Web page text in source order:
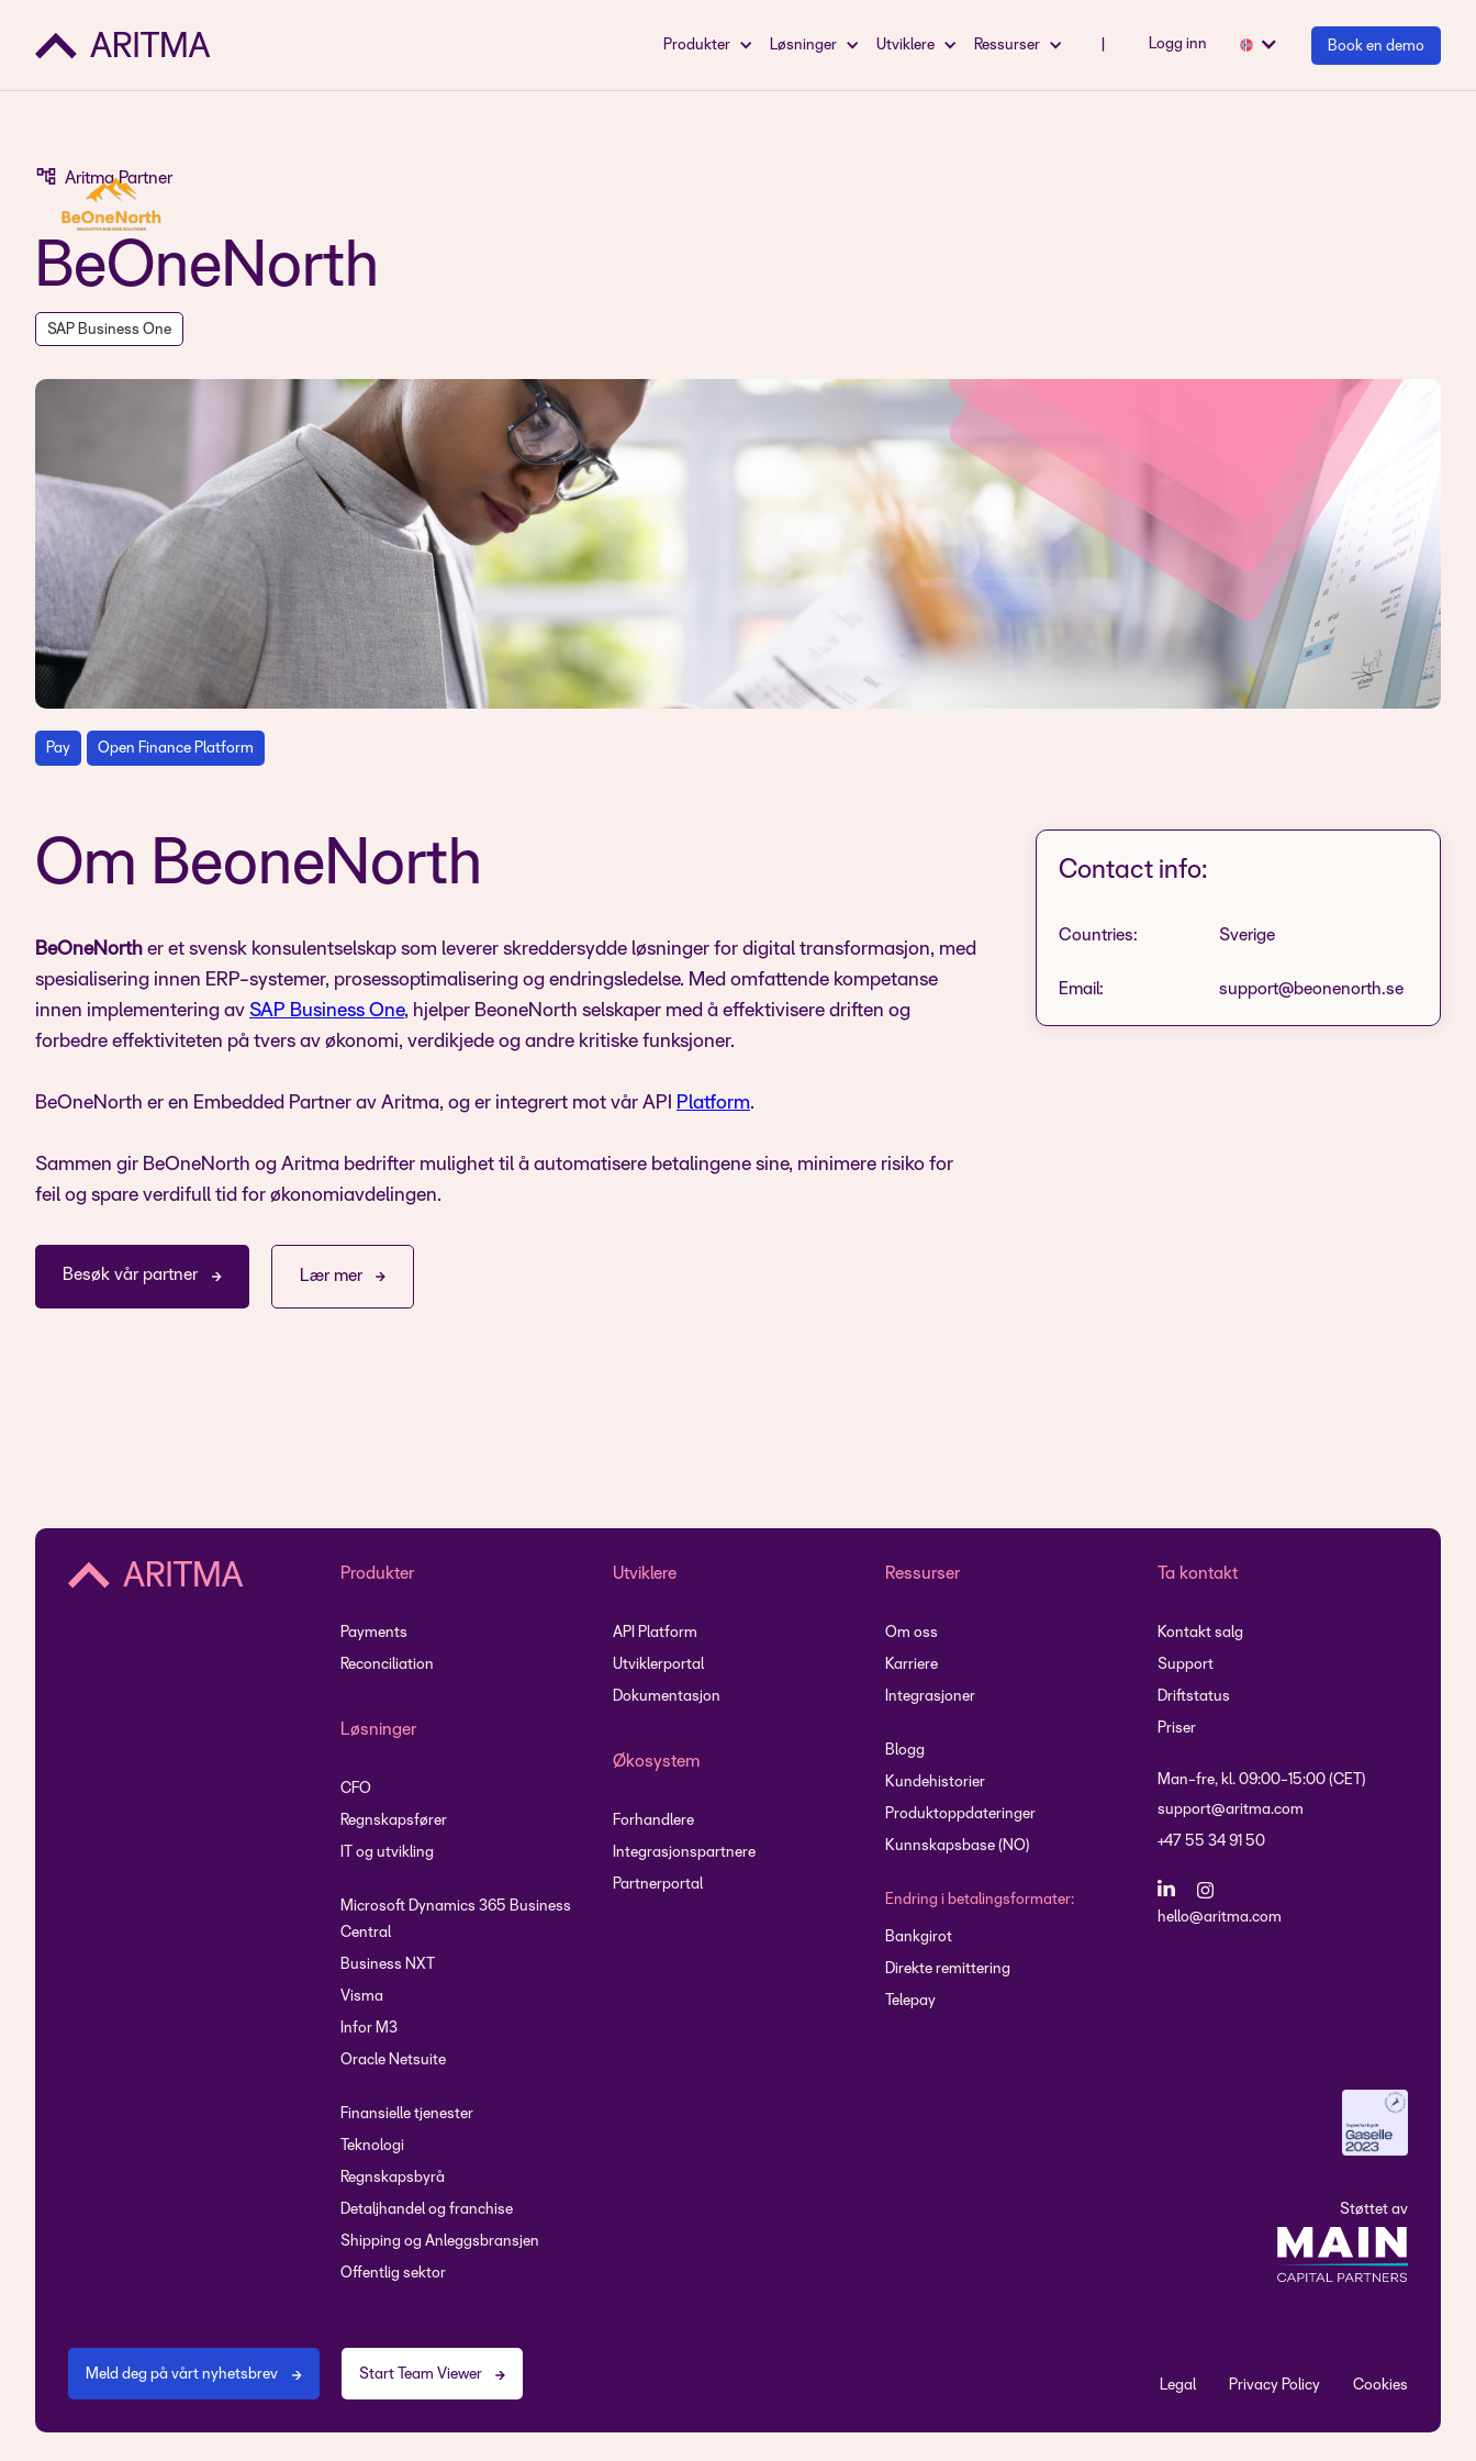
Produkter Løsninger Utviklere Ressurser Logg inn Book en demo
Aritma Partner
BeOneNorth
SAP Business One
Pay Open Finance Platform
Om BeoneNorth
BeOneNorth er et svensk konsulentselskap som leverer skreddersydde løsninger for digital transformasjon, med
spesialisering innen ERP-systemer, prosessoptimalisering og endringsledelse. Med omfattende kompetanse
innen implementering av SAP Business One, hjelper BeoneNorth selskaper med å effektivisere driften og
forbedre effektiviteten på tvers av økonomi, verdikjede og andre kritiske funksjoner.
BeOneNorth er en Embedded Partner av Aritma, og er integrert mot vår API Platform.
Sammen gir BeOneNorth og Aritma bedrifter mulighet til å automatisere betalingene sine, minimere risiko for
feil og spare verdifull tid for økonomiavdelingen.
Besøk vår partner Lær mer
Contact info:
Countries: Sverige
Email: support@beonenorth.se
Produkter
Payments
Reconciliation
Løsninger
CFO
Regnskapsfører
IT og utvikling
Microsoft Dynamics 365 Business
Central
Business NXT
Visma
Infor M3
Oracle Netsuite
Finansielle tjenester
Teknologi
Regnskapsbyrå
Detaljhandel og franchise
Shipping og Anleggsbransjen
Offentlig sektor
Utviklere
API Platform
Utviklerportal
Dokumentasjon
Økosystem
Forhandlere
Integrasjonspartnere
Partnerportal
Ressurser
Om oss
Karriere
Integrasjoner
Blogg
Kundehistorier
Produktoppdateringer
Kunnskapsbase (NO)
Endring i betalingsformater:
Bankgirot
Direkte remittering
Telepay
Ta kontakt
Kontakt salg
Support
Driftstatus
Priser
Man-fre, kl. 09:00-15:00 (CET)
support@aritma.com
+47 55 34 91 50
hello@aritma.com
Støttet av
Meld deg på vårt nyhetsbrev Start Team Viewer
Legal Privacy Policy Cookies